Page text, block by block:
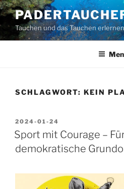
Zum
Inhalt
springenTauchen und das Tauchen
SCHLAGWORT: KEIN
VERÖFFENTLICHT
AM
2024-01-24
Sport mit Courage –
demokratische